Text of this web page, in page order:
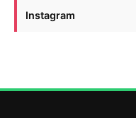
Instagram